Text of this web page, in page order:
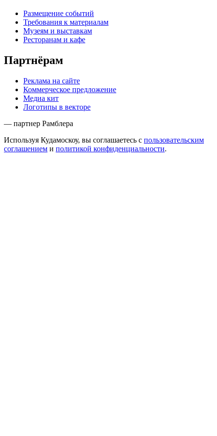
Размещение событий
Требования к материалам
Музеям и выставкам
Ресторанам и кафе
Партнёрам
Реклама на сайте
Коммерческое предложение
Медиа кит
Логотипы в векторе
— партнер Рамблера
Используя Кудамоскоу, вы соглашаетесь с пользовательским
соглашением и политикой конфиденциальности.